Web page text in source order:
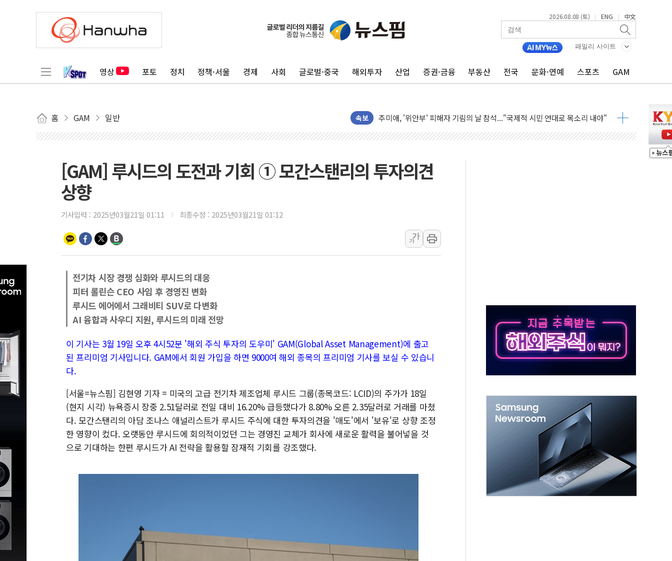
2026.08.08 (토) | ENG | 中文
패밀리 사이트
영상 포토 정치 정책·서울 경제 사회 글로벌·중국 해외투자 산업 증권·금융 부동산 전국 문화·연예 스포츠 GAM
홈 GAM 일반 속보
美, 이란전 출구전략 만지작…공습 한계·탄약 부족 현실화
강릉·동해·삼척 시간당 최대 50㎜ 폭우…강원 동해안 강한 비 어어져
폐기물 수거하다 참변…60대 환경미화원 수거차에 치여 사망
李대통령 "결혼 때문에 손해 보는 일 없게"…'결혼 페널티' 22개 과제 손본다
여수 오동도 인근 해상서 모터보트 전복…1명 사망·1명 실종
인천 선재도 갯벌서 해루질 중 실종 60대 나흘만에 숨진 채 발견
인천서 말다툼 중 어머니 흉기 살해 10대 아들 체포
李대통령, ISA 개편 재검토 지시…與 "적극 환영"·野 "졸속 국정"
동해중부 전 해상 풍랑주의보…10일까지 최대 3.5m 높은 물결
동해시, 11~14일 '별똥별 멍' 운영…페르세우스 유성우 관측
강원 중·남부 동해안 시간당 50mm 이상 폭우…호우경보 발효
[GAM] 루시드의 도전과 기회 ① 모간스탠리의 투자의견
상향
기사입력 : 2025년03월21일 01:11 최종수정 : 2025년03월21일 01:12
가
가
전기차 시장 경쟁 심화와 루시드의 대응
피터 롤린슨 CEO 사임 후 경영진 변화
루시드 에어에서 그래비티 SUV로 다변화
AI 융합과 사우디 지원, 루시드의 미래 전망
이 기사는 3월 19일 오후 4시52분 '해외 주식 투자의 도우미' GAM(Global Asset Management)에 출고
된 프리미엄 기사입니다. GAM에서 회원 가입을 하면 9000여 해외 종목의 프리미엄 기사를 보실 수 있습니
다.
[서울=뉴스핌] 김현영 기자 = 미국의 고급 전기차 제조업체 루시드 그룹(종목코드: LCID)의 주가가 18일
(현지 시각) 뉴욕증시 장중 2.51달러로 전일 대비 16.20% 급등했다가 8.80% 오른 2.35달러로 거래를 마쳤
다. 모간스탠리의 아담 조나스 애널리스트가 루시드 주식에 대한 투자의견을 '매도'에서 '보유'로 상향 조정
한 영향이 컸다. 오랫동안 루시드에 회의적이었던 그는 경영진 교체가 회사에 새로운 활력을 불어넣을 것
으로 기대하는 한편 루시드가 AI 전략을 활용할 잠재적 기회를 강조했다.